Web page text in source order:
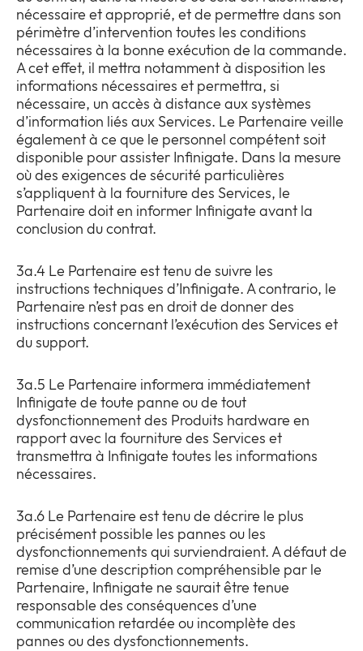
nécessaire et approprié, et de permettre dans son
périmètre d’intervention toutes les conditions
nécessaires à la bonne exécution de la commande.
A cet effet, il mettra notamment à disposition les
informations nécessaires et permettra, si
nécessaire, un accès à distance aux systèmes
d’information liés aux Services. Le Partenaire veille
également à ce que le personnel compétent soit
disponible pour assister Infinigate. Dans la mesure
où des exigences de sécurité particulières
s’appliquent à la fourniture des Services, le
Partenaire doit en informer Infinigate avant la
conclusion du contrat.
3a.4 Le Partenaire est tenu de suivre les
instructions techniques d’Infinigate. A contrario, le
Partenaire n’est pas en droit de donner des
instructions concernant l’exécution des Services et
du support.
3a.5 Le Partenaire informera immédiatement
Infinigate de toute panne ou de tout
dysfonctionnement des Produits hardware en
rapport avec la fourniture des Services et
transmettra à Infinigate toutes les informations
nécessaires.
3a.6 Le Partenaire est tenu de décrire le plus
précisément possible les pannes ou les
dysfonctionnements qui surviendraient. A défaut de
remise d’une description compréhensible par le
Partenaire, Infinigate ne saurait être tenue
responsable des conséquences d’une
communication retardée ou incomplète des
pannes ou des dysfonctionnements.